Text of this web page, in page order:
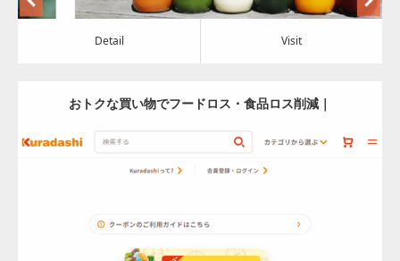
Detail Visit
おトクな買い物でフードロス・食品ロス削減｜
Kuradashi（クラダシ）